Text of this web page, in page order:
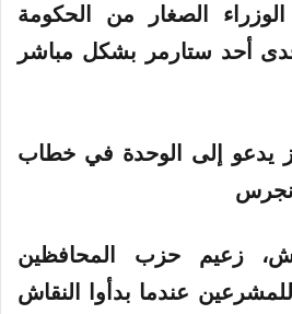
الصغار من الحكومة
أحد ستارمر بشكل مباشر
يدعو إلى الوحدة في خطاب
زعيم حزب المحافظين
عندما بدأوا النقاش